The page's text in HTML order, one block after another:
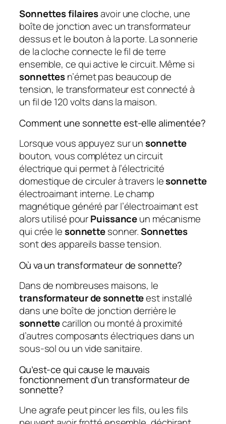
Sonnettes filairesavoir une cloche, une
boîte de jonction avec un transformateur
dessus et le bouton à la porte. La sonnerie
de la cloche connecte le fil de terre
ensemble, ce qui active le circuit. Même si
sonnettesn’émet pas beaucoup de
tension, le transformateur est connecté à
un fil de 120 volts dans la maison.
Comment une sonnette est-elle alimentée?
Lorsque vous appuyez sur unsonnette
bouton, vous complétez un circuit
électrique qui permet à l’électricité
domestique de circuler à travers lesonnette
électroaimant interne. Le champ
magnétique généré par l’électroaimant est
alors utilisé pourPuissanceun mécanisme
qui crée lesonnettesonner.Sonnettes
sont des appareils basse tension.
Où va un transformateur de sonnette?
Dans de nombreuses maisons, le
transformateur de sonnetteest installé
dans une boîte de jonction derrière le
sonnettecarillon ou monté à proximité
d’autres composants électriques dans un
sous-sol ou un vide sanitaire.
Qu’est-ce qui cause le mauvais
fonctionnement d’un transformateur de
sonnette?
Une agrafe peut pincer les fils, ou les fils